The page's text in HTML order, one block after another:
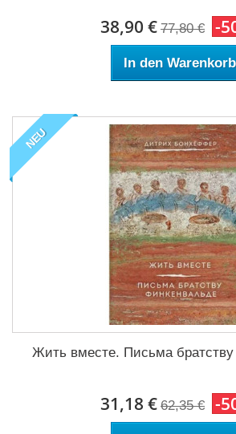
38,90 € 77,80 € -
In den Warenkorb
NEU
Жить вместе. Письма
31,18 € 62,35 € -